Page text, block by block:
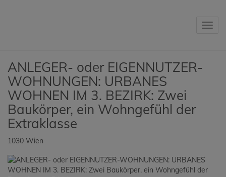
ANLEGER- oder EIGENNUTZER-
WOHNUNGEN: URBANES
WOHNEN IM 3. BEZIRK: Zwei
Baukörper, ein Wohngefühl der
Extraklasse
1030 Wien